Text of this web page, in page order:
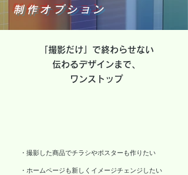
制作オプション
「撮影だけ」で終わらせない
伝わるデザインまで、
ワンストップ
・撮影した商品でチラシやポスターも作りたい
・ホームページも新しくイメージチェンジしたい